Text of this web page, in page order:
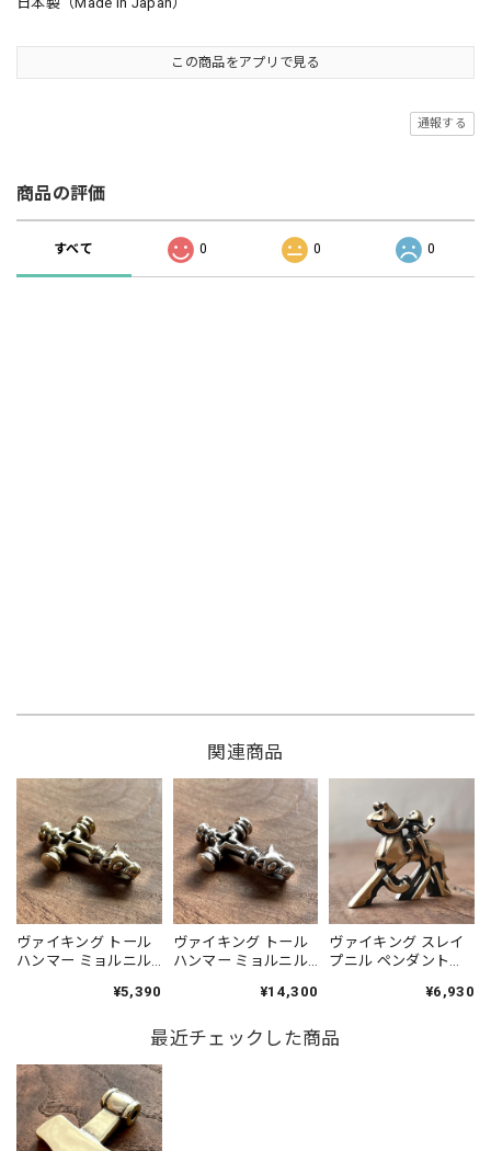
この商品をアプリで見る
通報する
商品の評価
すべて 0 0 0
関連商品
ヴァイキング トール
ハンマー ミョルニル
鹿革紐付 チェーン変
北欧 アクセサリー
Jewelry
¥5,390
ヴァイキング トール
ハンマー ミョルニル
ー925］鹿革紐付
Mjöllnir
¥14,300
ヴァイキング スレイ
プニル ペンダント
ェーン変更可 Viking
Pendant［Brass］／
¥6,930
最近チェックした商品